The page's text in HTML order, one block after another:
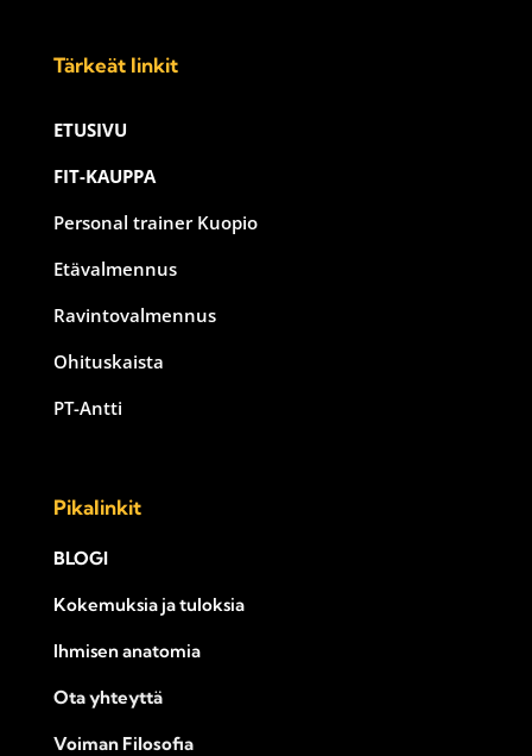
Tärkeät linkit
ETUSIVU
FIT-KAUPPA
Personal trainer Kuopio
Etävalmennus
Ravintovalmennus
Ohituskaista
PT-Antti
Pikalinkit
BLOGI
Kokemuksia ja tuloksia
Ihmisen anatomia
Ota yhteyttä
Voiman Filosofia